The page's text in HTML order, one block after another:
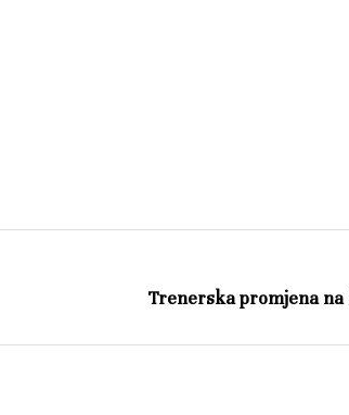
Trenerska promjena na